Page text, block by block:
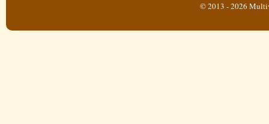
© 2013 - 2026